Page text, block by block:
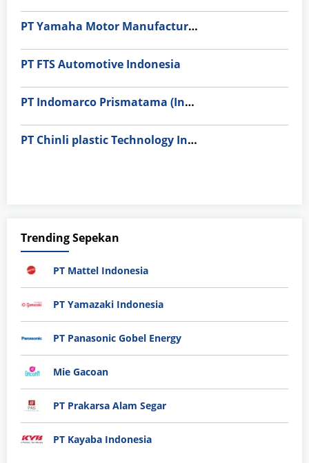
PT Yamaha Motor Manufacturing
PT FTS Automotive Indonesia
PT Indomarco Prismatama (Indomaret Group)
PT Chinli plastic Technology Indonesia
Trending Sepekan
PT Mattel Indonesia
PT Yamazaki Indonesia
PT Panasonic Gobel Energy
Mie Gacoan
PT Prakarsa Alam Segar
PT Kayaba Indonesia